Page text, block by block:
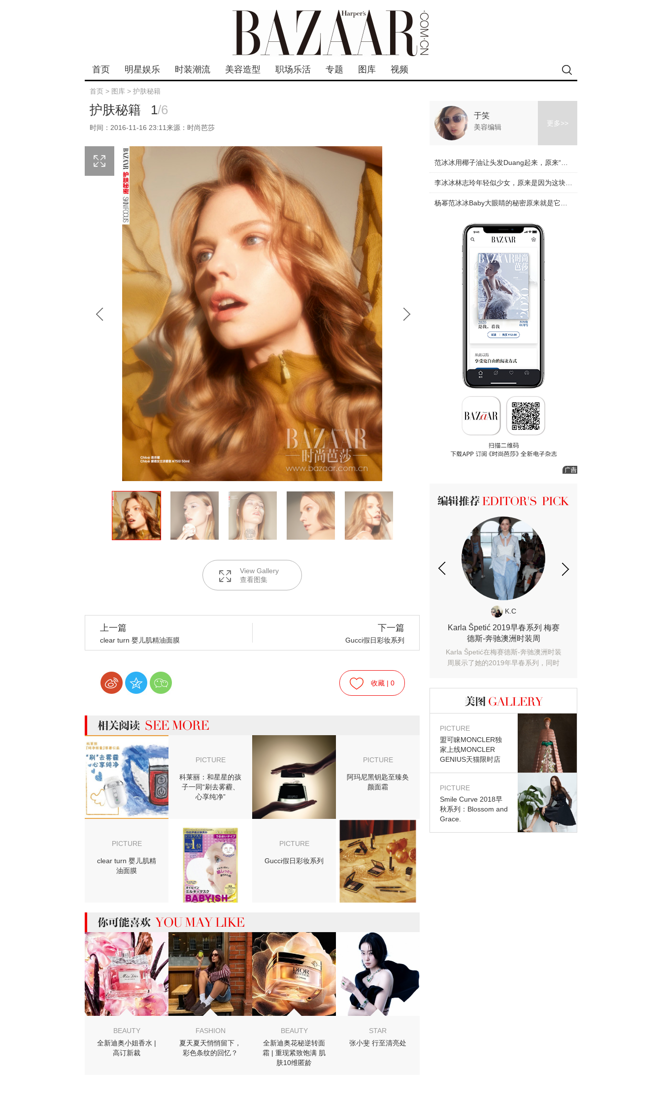
首页 明星娱乐 时装潮流 美容造型 职场乐活 专题 图库 视频
首页 > 图库 > 护肤秘籍
护肤秘籍 1/6
时间：2016-11-16 23:11来源：时尚芭莎
View Gallery
查看图集
上一篇
clear turn 婴儿肌精油面膜
下一篇
Gucci假日彩妆系列
收藏 | 0
more 相关阅读
PICTURE
科莱丽：和星星的孩
子一同“刷去雾霾、
心享纯净”
PICTURE
阿玛尼黑钥匙至臻奂
颜面霜
PICTURE
clear turn 婴儿肌精
油面膜
PICTURE
Gucci假日彩妆系列
MIGHT LIKE 你可能喜欢
BEAUTY
全新迪奥小姐香水 |
高订新裁
FASHION
夏天夏天悄悄留下，
彩色条纹的回忆？
BEAUTY
全新迪奥花秘逆转面
霜 | 重现紧致饱满 肌
肤10维匿龄
STAR
张小斐 行至清亮处
于笑
美容编辑 更多>>
K.C
Karla Špetić 2019早春系列 梅赛
德斯-奔驰澳洲时装周
Karla Špetić在梅赛德斯-奔驰澳洲时装
周展示了她的2019年早春系列，同时
Room，整个系列以海蓝色为主色调，
混合着明亮的橙色和爽洁的白色，仿佛
能嗅到清新的海风。由泡沫包装制成的
概念性大衣和连衣裙十分醒目，这也是
Špetić在这一季系列中，呼吁大家共同
关注海洋环保话题的提示。
图库
PICTURE
盟可睐MONCLER独
家上线MONCLER
GENIUS天猫限时店
PICTURE
Smile Curve 2018早
秋系列：Blossom and
Grace.